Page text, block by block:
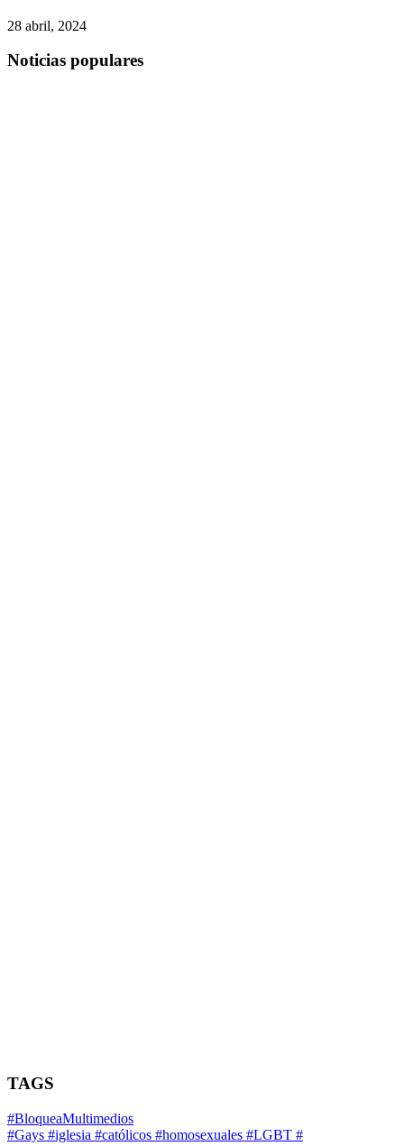
28 abril, 2024
Noticias populares
TAGS
#BloqueaMultimedios
#Gays #iglesia #católicos #homosexuales #LGBT #